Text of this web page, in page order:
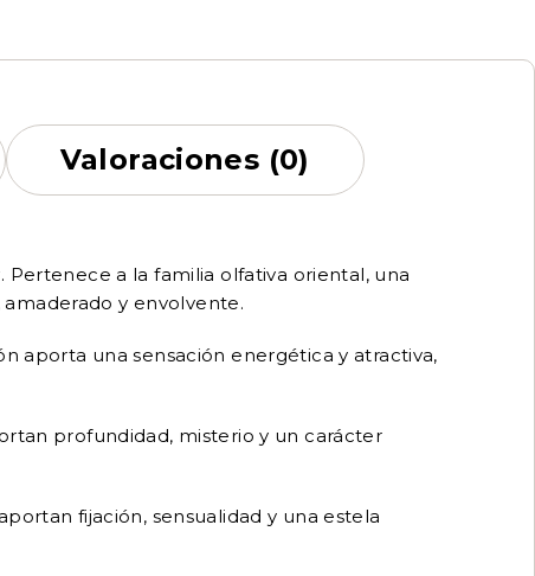
Valoraciones (0)
a la familia olfativa oriental, una
y envolvente.
aporta una sensación energética y atractiva,
profundidad, misterio y un carácter
fijación, sensualidad y una estela